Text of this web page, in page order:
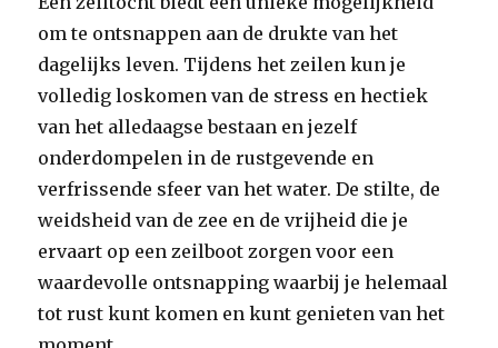
om te ontsnappen aan de drukte van het
dagelijks leven. Tijdens het zeilen kun je
volledig loskomen van de stress en hectiek
van het alledaagse bestaan en jezelf
onderdompelen in de rustgevende en
verfrissende sfeer van het water. De stilte, de
weidsheid van de zee en de vrijheid die je
ervaart op een zeilboot zorgen voor een
waardevolle ontsnapping waarbij je helemaal
tot rust kunt komen en kunt genieten van het